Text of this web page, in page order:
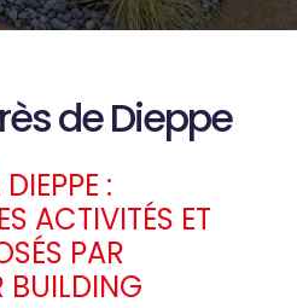
de Dieppe
:
ACTIVITÉS ET
PAR
BUILDING